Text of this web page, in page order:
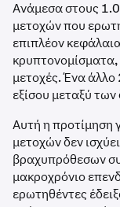
Ανάμεσα στους
μετοχών που
επιπλέον
μετοχές. Ένα
εξίσου μεταξύ των
Αυτή η προτίμηση
μετοχών δεν
βραχυπρόθεσων
μακροχρόνιο
ερωτηθέντες